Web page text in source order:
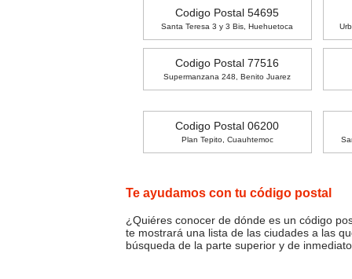
Codigo Postal 54695
Santa Teresa 3 y 3 Bis, Huehuetoca
Codigo Postal 77516
Supermanzana 248, Benito Juarez
Codigo Postal 06200
Plan Tepito, Cuauhtemoc
Te ayudamos con tu código postal
¿Quiéres conocer de dónde es un código
te mostrará una lista de las ciudades a las
búsqueda de la parte superior y de